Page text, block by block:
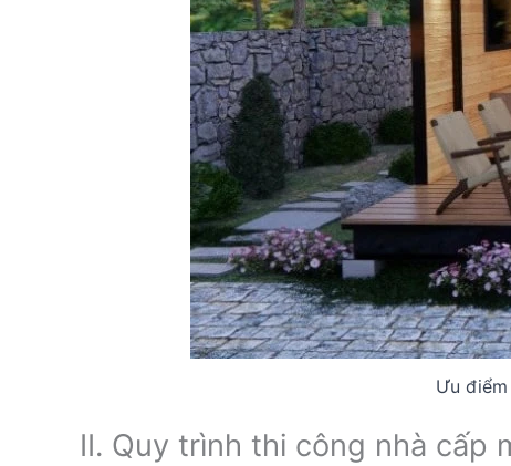
Ưu
II. Quy trình thi công nhà cấp